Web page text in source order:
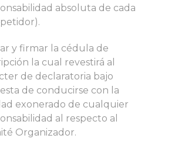
absoluta de cada
y firmar la cédula de
la cual revestirá al
de declaratoria bajo
de conducirse con la
exonerado de cualquier
al respecto al
Organizador.